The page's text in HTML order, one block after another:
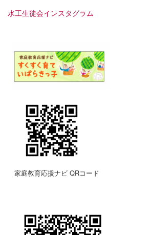
水工生徒会インスタグラム
家庭教育応援ナビ QRコード